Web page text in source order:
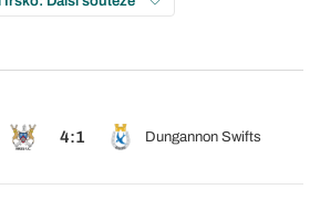
4:1 Dungannon Swifts